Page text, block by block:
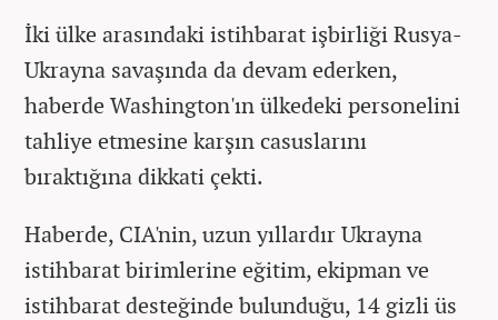
İki ülke arasındaki istihbarat işbirliği Rusya-
Ukrayna savaşında da devam ederken,
haberde Washington'ın ülkedeki personelini
tahliye etmesine karşın casuslarını
bıraktığına dikkati çekti.
Haberde, CIA'nin, uzun yıllardır Ukrayna
istihbarat birimlerine eğitim, ekipman ve
istihbarat desteğinde bulunduğu, 14 gizli üs